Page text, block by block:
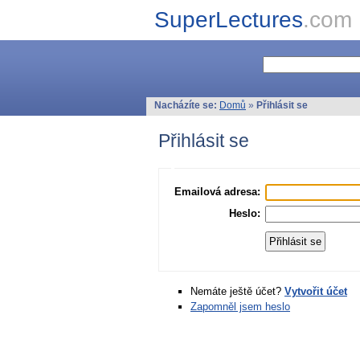
SuperLectures.com
Nacházíte se: Domů » Přihlásit se
Přihlásit se
Emailová adresa:
Heslo:
Nemáte ještě účet? Vytvořit účet
Zapomněl jsem heslo